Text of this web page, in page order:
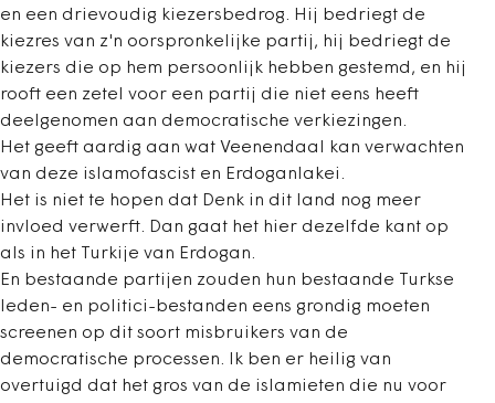
en een drievoudig kiezersbedrog. Hij bedriegt de
kiezres van z'n oorspronkelijke partij, hij bedriegt de
kiezers die op hem persoonlijk hebben gestemd, en hij
rooft een zetel voor een partij die niet eens heeft
deelgenomen aan democratische verkiezingen.
Het geeft aardig aan wat Veenendaal kan verwachten
van deze islamofascist en Erdoganlakei.
Het is niet te hopen dat Denk in dit land nog meer
invloed verwerft. Dan gaat het hier dezelfde kant op
als in het Turkije van Erdogan.
En bestaande partijen zouden hun bestaande Turkse
leden- en politici-bestanden eens grondig moeten
screenen op dit soort misbruikers van de
democratische processen. Ik ben er heilig van
overtuigd dat het gros van de islamieten die nu voor